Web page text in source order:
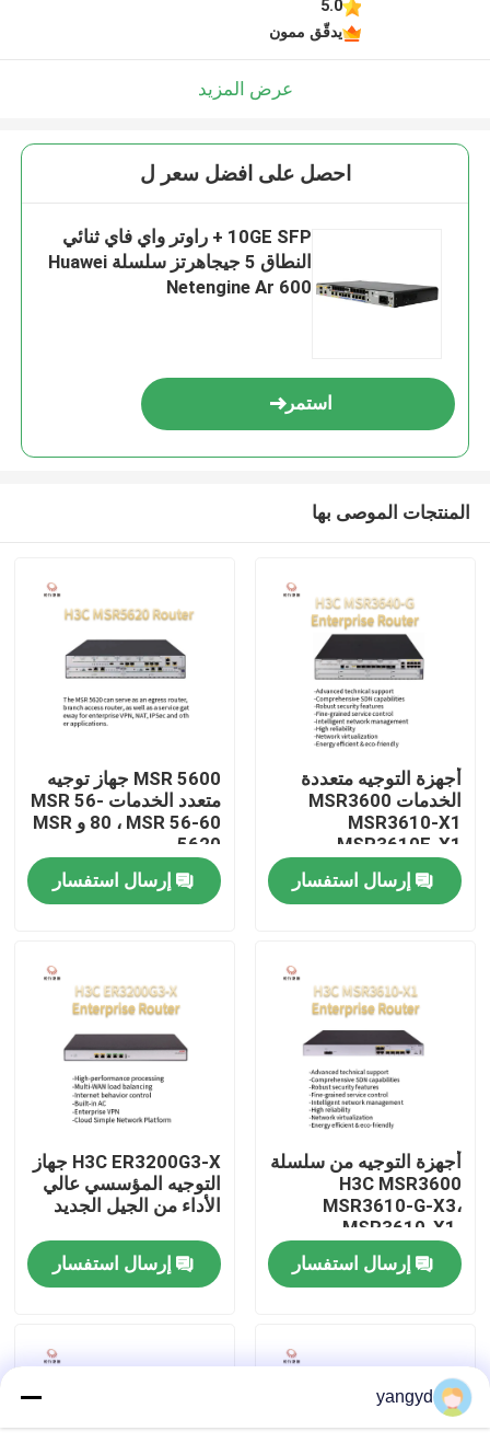
المنزل
المنتجات
جولة في المصنع
مراقبة الجودة
اتصل بنا
أخبار
حالات
VR Show
خادم تخزين الرف
5.0
يدقّق ممون
عرض المزيد
احصل على افضل سعر ل
10GE SFP + راوتر واي فاي ثنائي
النطاق 5 جيجاهرتز سلسلة Huawei
Netengine Ar 600
استمر
المنتجات الموصى بها
أجهزة التوجيه متعددة
الخدمات MSR3600
MSR3610-X1
MSR3610E-X1
MSR3640-X1-HI
MSR3640-X1
MSR3640-G
إرسال استفسار
MSR 5600 جهاز توجيه
متعدد الخدمات MSR 56-
80 ، MSR 56-60 و MSR
5620
إرسال استفسار
أجهزة التوجيه من سلسلة
H3C MSR3600
MSR3610-G-X3،
MSR3610-X1،
MSR3640-X1-HI،
MSR3640-X1،
MSR3620-X1
إرسال استفسار
H3C ER3200G3-X جهاز
التوجيه المؤسسي عالي
الأداء من الجيل الجديد
إرسال استفسار
yangyd